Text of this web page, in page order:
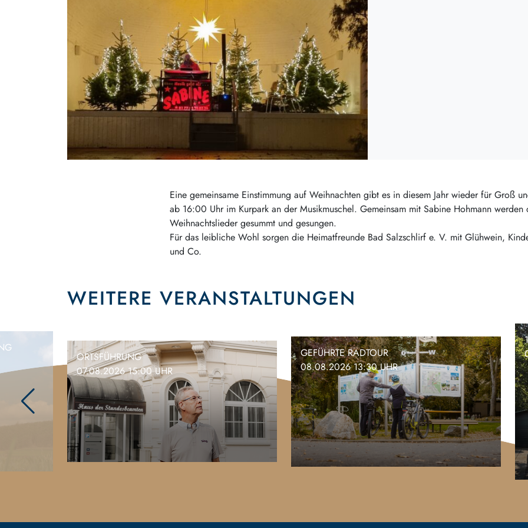
Eine gemeinsame Einstimmung auf Weihnachten gibt es in diesem Jahr wieder für Groß
ab 16:00 Uhr im Kurpark an der Musikmuschel. Gemeinsam mit Sabine Hohmann werden
Weihnachtslieder gesummt und gesungen.
Für das leibliche Wohl sorgen die Heimatfreunde Bad Salzschlirf e. V. mit Glühwein,
und Co.
WEITERE VERANSTALTUNGEN
ORTSFÜHRUNG
07.08.2026 15:00 UHR
GEFÜHRTE RADTOUR
08.08.2026 13:30 UHR